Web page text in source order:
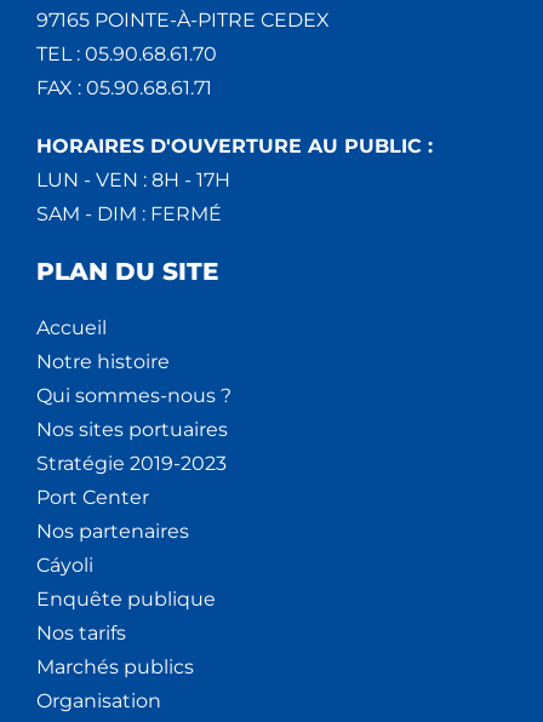
97165 POINTE-À-PITRE CEDEX
TEL : 05.90.68.61.70
FAX : 05.90.68.61.71
HORAIRES D'OUVERTURE AU PUBLIC :
LUN - VEN : 8H - 17H
SAM - DIM : FERMÉ
PLAN DU SITE
Accueil
Notre histoire
Qui sommes-nous ?
Nos sites portuaires
Stratégie 2019-2023
Port Center
Nos partenaires
Cáyoli
Enquête publique
Nos tarifs
Marchés publics
Organisation